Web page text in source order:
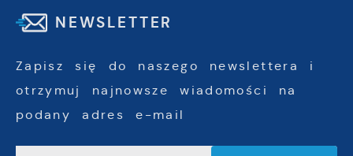
NEWSLETTER
Zapisz się do naszego newslettera i
otrzymuj najnowsze wiadomości na
podany adres e-mail